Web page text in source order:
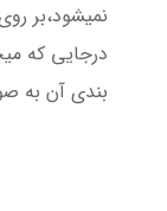
نمیشود،بر
درجایی که
بندی آن به